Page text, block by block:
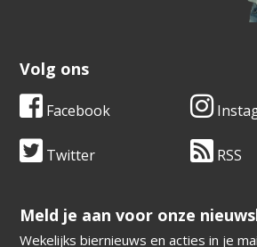
Volg ons
Facebook
Twitter RSS
​​​​​​​Meld je aan voor onze
Wekelijks biernieuws en acties in je